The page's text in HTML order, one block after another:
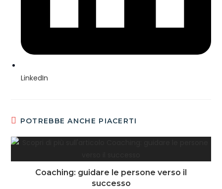
LinkedIn
POTREBBE ANCHE PIACERTI
Coaching: guidare le persone verso il
successo